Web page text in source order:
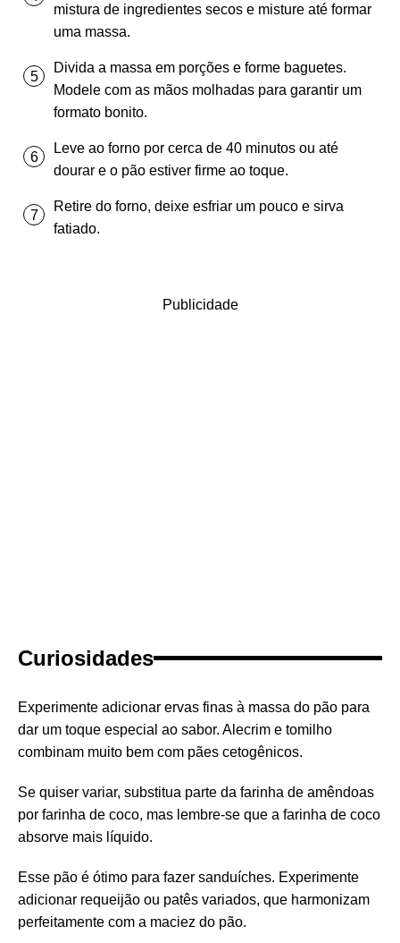
mistura de ingredientes secos e misture até formar
uma massa.
Divida a massa em porções e forme baguetes.
Modele com as mãos molhadas para garantir um
formato bonito.
Leve ao forno por cerca de 40 minutos ou até
dourar e o pão estiver firme ao toque.
Retire do forno, deixe esfriar um pouco e sirva
fatiado.
Publicidade
Curiosidades
Experimente adicionar ervas finas à massa do pão para
dar um toque especial ao sabor. Alecrim e tomilho
combinam muito bem com pães cetogênicos.
Se quiser variar, substitua parte da farinha de amêndoas
por farinha de coco, mas lembre-se que a farinha de coco
absorve mais líquido.
Esse pão é ótimo para fazer sanduíches. Experimente
adicionar requeijão ou patês variados, que harmonizam
perfeitamente com a maciez do pão.